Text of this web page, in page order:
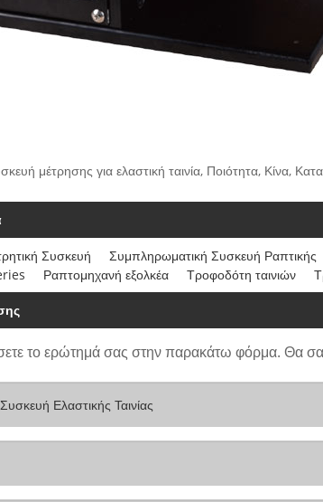
μέτρησης για ελαστική ταινία, Ποιότητα, Κίνα,
Συσκευή Συμπληρωματική Συσκευή Ραπτικής
Ραπτομηχανή εξολκέα Τροφοδότη ταινιών
το ερώτημά σας στην παρακάτω φόρμα. Θα